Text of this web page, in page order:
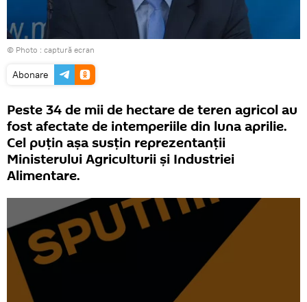
© Photo : captură ecran
Abonare
Peste 34 de mii de hectare de teren agricol au
fost afectate de intemperiile din luna aprilie.
Cel puțin așa susțin reprezentanții
Ministerului Agriculturii și Industriei
Alimentare.